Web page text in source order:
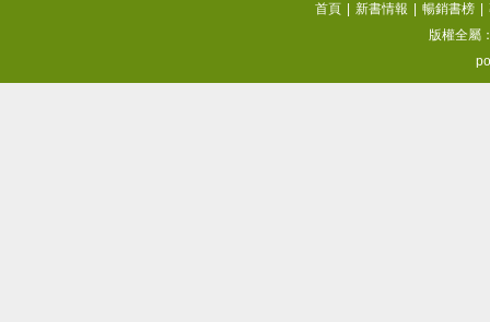
首頁 新書情報 暢銷書榜
版權全屬